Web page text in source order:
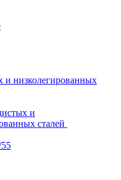
и низколегированных
и
сталей